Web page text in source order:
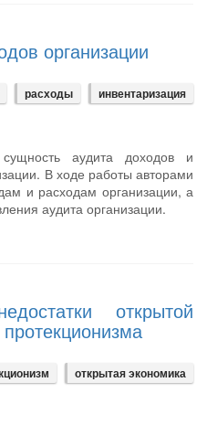
организации
расходы инвентаризация
аудита доходов и
В ходе работы авторами
и расходам организации, а
аудита организации.
открытой
открытая экономика